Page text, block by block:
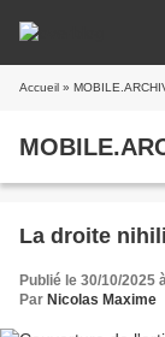
Accueil »
La droite
Publié le 30/10/2025
Par Nicolas Maxime